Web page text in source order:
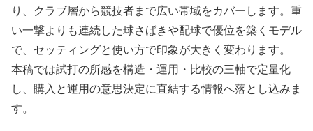
り、クラブ層から競技者まで広い帯域をカバーします。重
い一撃よりも連続した球さばきや配球で優位を築くモデル
で、セッティングと使い方で印象が大きく変わります。
本稿では試打の所感を構造・運用・比較の三軸で定量化
し、購入と運用の意思決定に直結する情報へ落とし込みま
す。